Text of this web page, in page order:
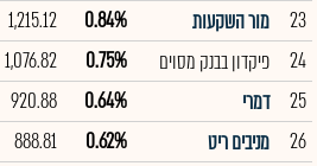
23
מור השקעות 0.84%
1,215.12
24
פיקדון בבנק מסוים 0.75%
1,076.82
25
דמרי 0.64%
920.88
26
מניבים ריט 0.62%
888.81